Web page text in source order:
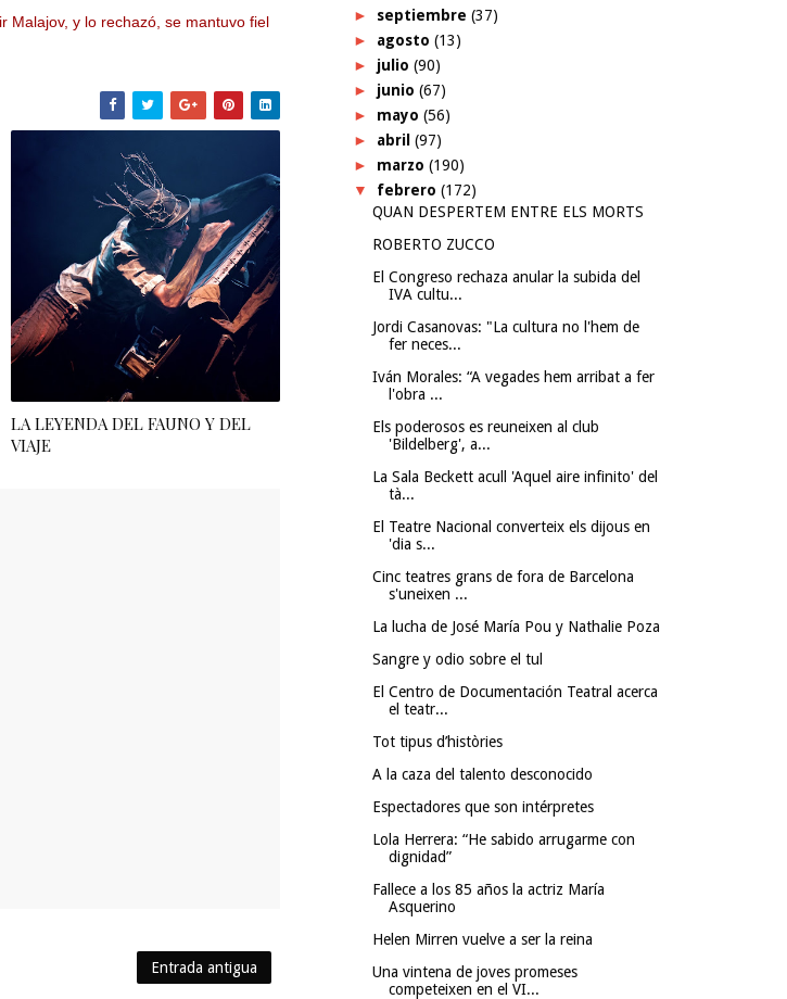
Malajov, y lo rechazó, se mantuvo fiel
LA LEYENDA DEL FAUNO Y DEL
VIAJE
Entrada antigua
► septiembre (37)
► agosto (13)
► julio (90)
► junio (67)
► mayo (56)
► abril (97)
► marzo (190)
▼ febrero (172)
QUAN DESPERTEM ENTRE ELS MORTS
ROBERTO ZUCCO
El Congreso rechaza anular la subida del
IVA cultu...
Jordi Casanovas: "La cultura no l'hem de
fer neces...
Iván Morales: “A vegades hem arribat a fer
l'obra ...
Els poderosos es reuneixen al club
'Bildelberg', a...
La Sala Beckett acull 'Aquel aire infinito' del
tà...
El Teatre Nacional converteix els dijous en
'dia s...
Cinc teatres grans de fora de Barcelona
s'uneixen ...
La lucha de José María Pou y Nathalie Poza
Sangre y odio sobre el tul
El Centro de Documentación Teatral acerca
el teatr...
Tot tipus d’històries
A la caza del talento desconocido
Espectadores que son intérpretes
Lola Herrera: “He sabido arrugarme con
dignidad”
Fallece a los 85 años la actriz María
Asquerino
Helen Mirren vuelve a ser la reina
Una vintena de joves promeses
competeixen en el VI...